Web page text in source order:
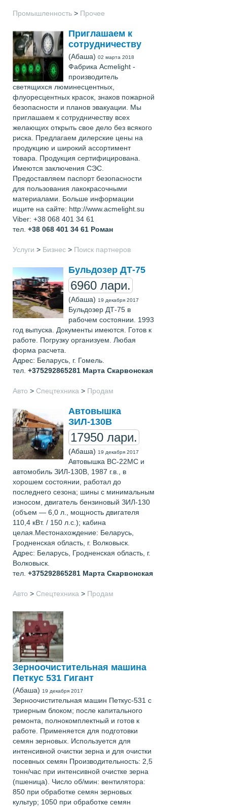
Промышленность > Прочее
Приглашаем к
сотрудничеству
(Абаша) 02 марта 2018
Фабрика Acmelight -
производитель
светящихся люминесцентных,
флуоресцентных красок, знаков пожарной
безопасности и планов эвакуации. Мы
приглашаем к сотрудничеству всех
желающих открыть свое дело без всякого
риска. Предлагаем дилерские цены на
продукцию и широкий ассортимент
товара. Продукция сертифицирована.
Имеются заключения СЭС.
Предоставляем паспорт безопасности
для пользования лакокрасочными
материалами. Больше информации
ищите на сайте: http://www.acmelight.su
Viber: +38 068 401 34 61
тел. +38 068 401 34 61 Роман
Услуги > Бизнес > Поиск партнеров
Бульдозер ДТ-75
6960 лари.
(Абаша) 19 декабря 2017
Бульдозер ДТ-75 в
рабочем состоянии. 1993
год выпуска. Документы имеются. Готов к
работе. Погрузку организуем. Любая
форма расчета.
Адрес: Беларусь, г. Гомель.
тел. +375292865281 Марта Скарвонская
Авто > Спецтехника > Продам
Автовышка
ЗИЛ-130В
17950 лари.
(Абаша) 19 декабря 2017
Автовышка ВС-22МС и
автомобиль ЗИЛ-130В, 1987 г.в., в
хорошем состоянии, работал до
последнего сезона; шины с минимальным
износом, двигатель бензиновый ЗИЛ-130
(объем — 6,0 л., мощность двигателя
110,4 кВт. / 150 л.с.); кабина
целая.Местонахождение: Беларусь,
Гродненская область, г. Волковыск.
Адрес: Беларусь, Гродненская область, г.
Волковыск.
тел. +375292865281 Марта Скарвонская
Авто > Спецтехника > Продам
Зерноочистительная машина
Петкус 531 Гигант
(Абаша) 19 декабря 2017
Зерноочистительная машин Петкус-531 с
триерным блоком; после капитального
ремонта, полнокомплектный и готов к
работе. Применяется для подготовки
семян зерновых. Используется для
интенсивной очистки зерна и для очистки
посевных семян Производительность: 2,5
тонн/час при интенсивной очистке зерна
(пшеница). Число об/мин: вентилятора:
850 при обработке семян зерновых
культур; 1050 при обработке семян